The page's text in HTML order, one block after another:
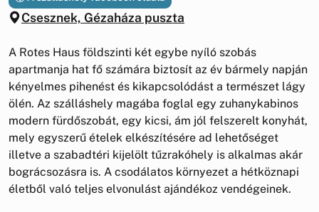
Csesznek, Gézaháza puszta
A Rotes Haus földszinti két egybe nyíló szobás
apartmanja hat fő számára biztosít az év bármely napján
kényelmes pihenést és kikapcsolódást a természet lágy
ölén. Az szálláshely magába foglal egy zuhanykabinos
modern fürdőszobát, egy kicsi, ám jól felszerelt konyhát,
mely egyszerű ételek elkészítésére ad lehetőséget
illetve a szabadtéri kijelölt tűzrakóhely is alkalmas akár
bográcsozásra is. A csodálatos környezet a hétköznapi
életből való teljes elvonulást ajándékoz vendégeinek.